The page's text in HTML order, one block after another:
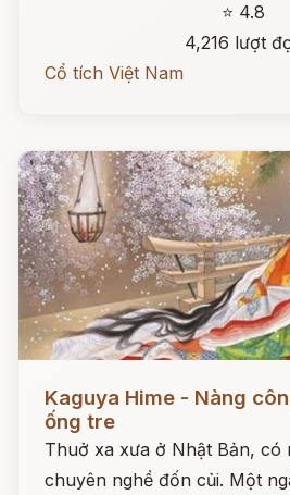
⭐ 4.8
4,216 lượt
Cổ tích Việt Nam
Kaguya Hime - Nàng
ống tre
Thuở xa xưa ở Nhật Bản, có
chuyên nghề đốn củi. Một